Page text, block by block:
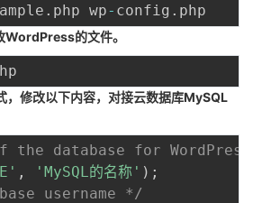
. php wp- config .
WordPress的文件。
，修改以下内容，对接云数据库MySQL
the database for
, 'MySQL的名称' ) ;
username */